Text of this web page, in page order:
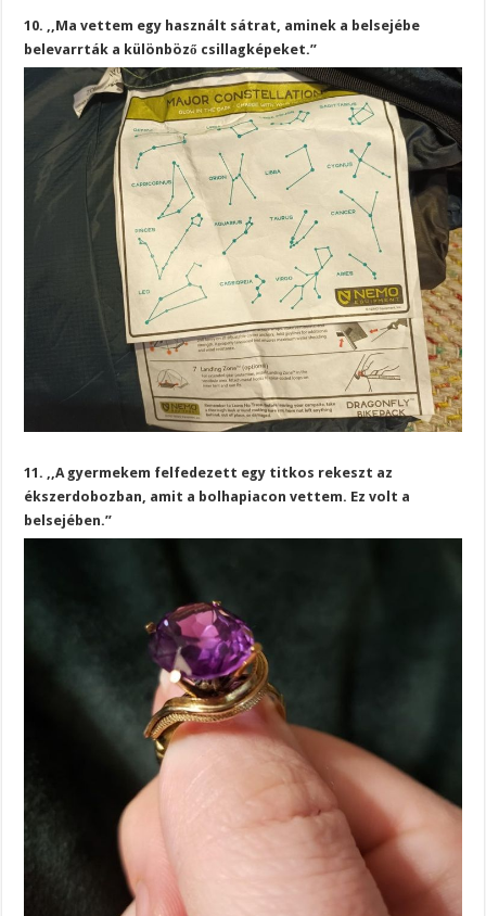
10. ,,Ma vettem egy használt sátrat, aminek a belsejébe
belevarrták a különböző csillagképeket.”
11. ,,A gyermekem felfedezett egy titkos rekeszt az
ékszerdobozban, amit a bolhapiacon vettem. Ez volt a
belsejében.”